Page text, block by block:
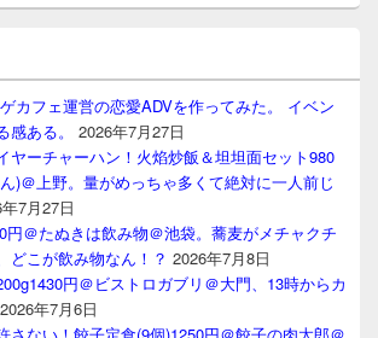
カフェ運営の恋愛ADVを作ってみた。 イベン
感ある。
2026年7月27日
ヤーチャーハン！火焰炒飯＆坦坦面セット980
)＠上野。量がめっちゃ多くて絶対に一人前じ
7月27日
円＠たぬきは飲み物＠池袋。蕎麦がメチャクチ
どこが飲み物なん！？ 2026年7月8日
円＠ビストロガブリ＠大門、13時からカ
2026年7月6日